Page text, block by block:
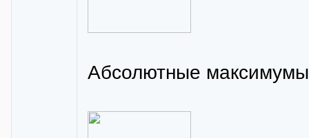
Абсолютные